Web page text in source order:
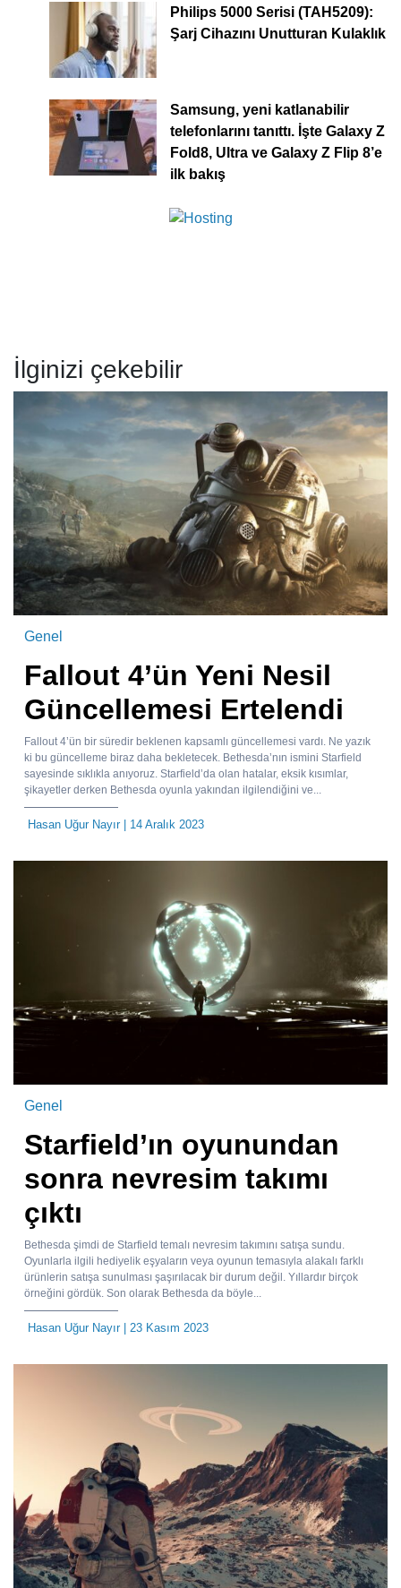
Philips 5000 Serisi (TAH5209):
Şarj Cihazını Unutturan Kulaklık
Samsung, yeni katlanabilir
telefonlarını tanıttı. İşte Galaxy Z
Fold8, Ultra ve Galaxy Z Flip 8’e
ilk bakış
İlginizi çekebilir
Genel
Fallout 4’ün Yeni Nesil
Güncellemesi Ertelendi
Fallout 4’ün bir süredir beklenen kapsamlı güncellemesi vardı. Ne yazık
ki bu güncelleme biraz daha bekletecek. Bethesda’nın ismini Starfield
sayesinde sıklıkla anıyoruz. Starfield’da olan hatalar, eksik kısımlar,
şikayetler derken Bethesda oyunla yakından ilgilendiğini ve...
Hasan Uğur Nayır| 14 Aralık 2023
Genel
Starfield’ın oyunundan
sonra nevresim takımı
çıktı
Bethesda şimdi de Starfield temalı nevresim takımını satışa sundu.
Oyunlarla ilgili hediyelik eşyaların veya oyunun temasıyla alakalı farklı
ürünlerin satışa sunulması şaşırılacak bir durum değil. Yıllardır birçok
örneğini gördük. Son olarak Bethesda da böyle...
Hasan Uğur Nayır| 23 Kasım 2023